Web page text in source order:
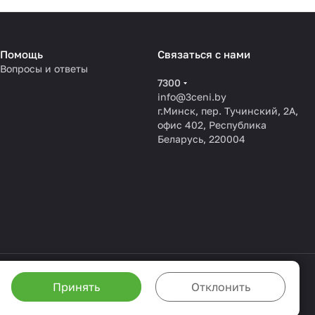
Помощь
Вопросы и ответы
Связаться с нами
7300
info@3ceni.by
г.Минск, пер. Тучинский, 2А,
офис 402, Республика
Беларусь, 220004
Принять Отклонить